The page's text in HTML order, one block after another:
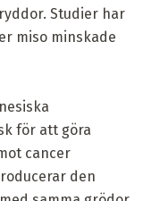
Studier har
miso minskade
för att göra
cancer
den